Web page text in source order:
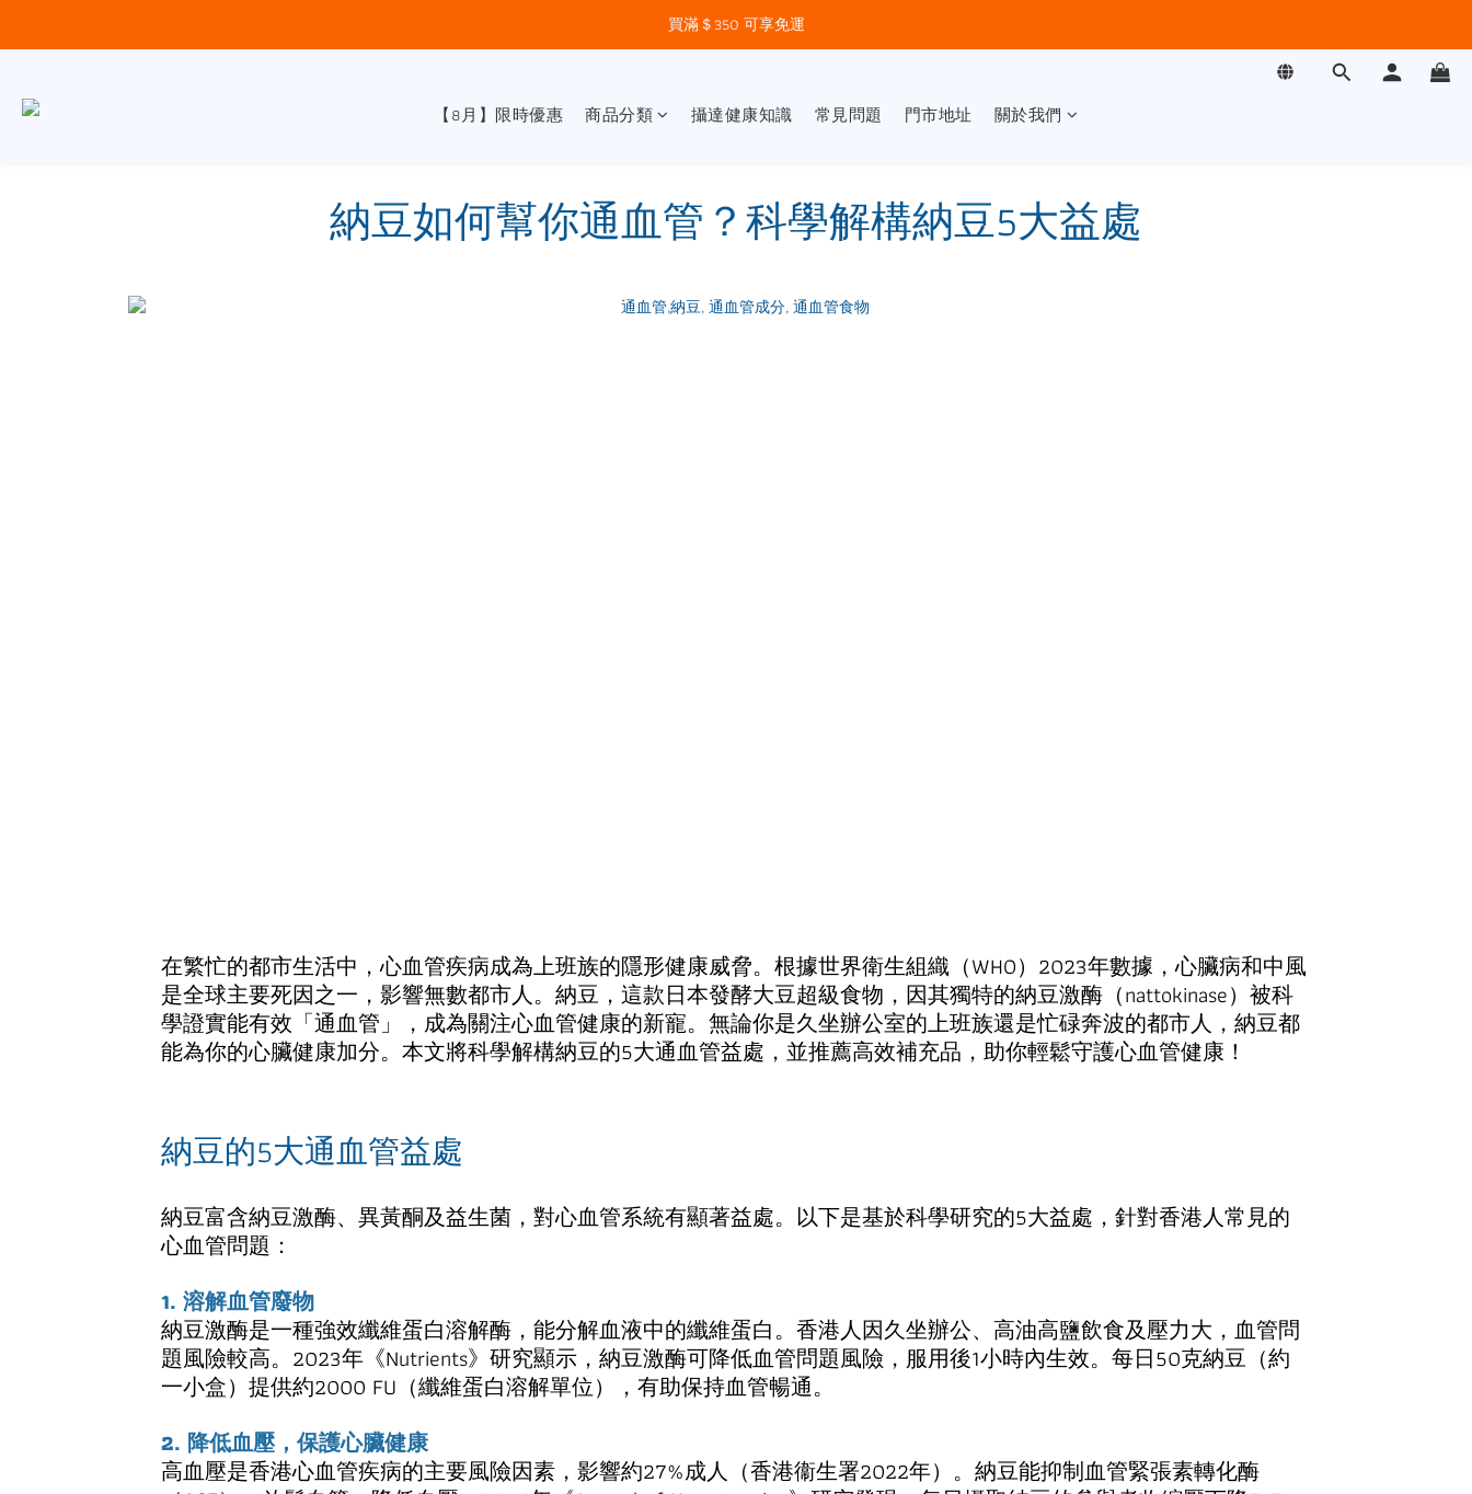
買滿＄350 可享免運
【8月】限時優惠 商品分類 攝達健康知識 常見問題 門市地址 關於我們
納豆如何幫你通血管？科學解構納豆5大益處
在繁忙的都市生活中，心血管疾病成為上班族的隱形健康威脅。根據世界衛生組織（WHO）2023年數據，心臟病和中風
是全球主要死因之一，影響無數都市人。納豆，這款日本發酵大豆超級食物，因其獨特的納豆激酶（nattokinase）被科
學證實能有效「通血管」，成為關注心血管健康的新寵。無論你是久坐辦公室的上班族還是忙碌奔波的都市人，納豆都
能為你的心臟健康加分。本文將科學解構納豆的5大通血管益處，並推薦高效補充品，助你輕鬆守護心血管健康！
納豆的5大通血管益處
納豆富含納豆激酶、異黃酮及益生菌，對心血管系統有顯著益處。以下是基於科學研究的5大益處，針對香港人常見的
心血管問題：
1. 溶解血管廢物
納豆激酶是一種強效纖維蛋白溶解酶，能分解血液中的纖維蛋白。香港人因久坐辦公、高油高鹽飲食及壓力大，血管問
題風險較高。2023年《Nutrients》研究顯示，納豆激酶可降低血管問題風險，服用後1小時內生效。每日50克納豆（約
一小盒）提供約2000 FU（纖維蛋白溶解單位），有助保持血管暢通。
2. 降低血壓，保護心臟健康
高血壓是香港心血管疾病的主要風險因素，影響約27%成人（香港衞生署2022年）。納豆能抑制血管緊張素轉化酶